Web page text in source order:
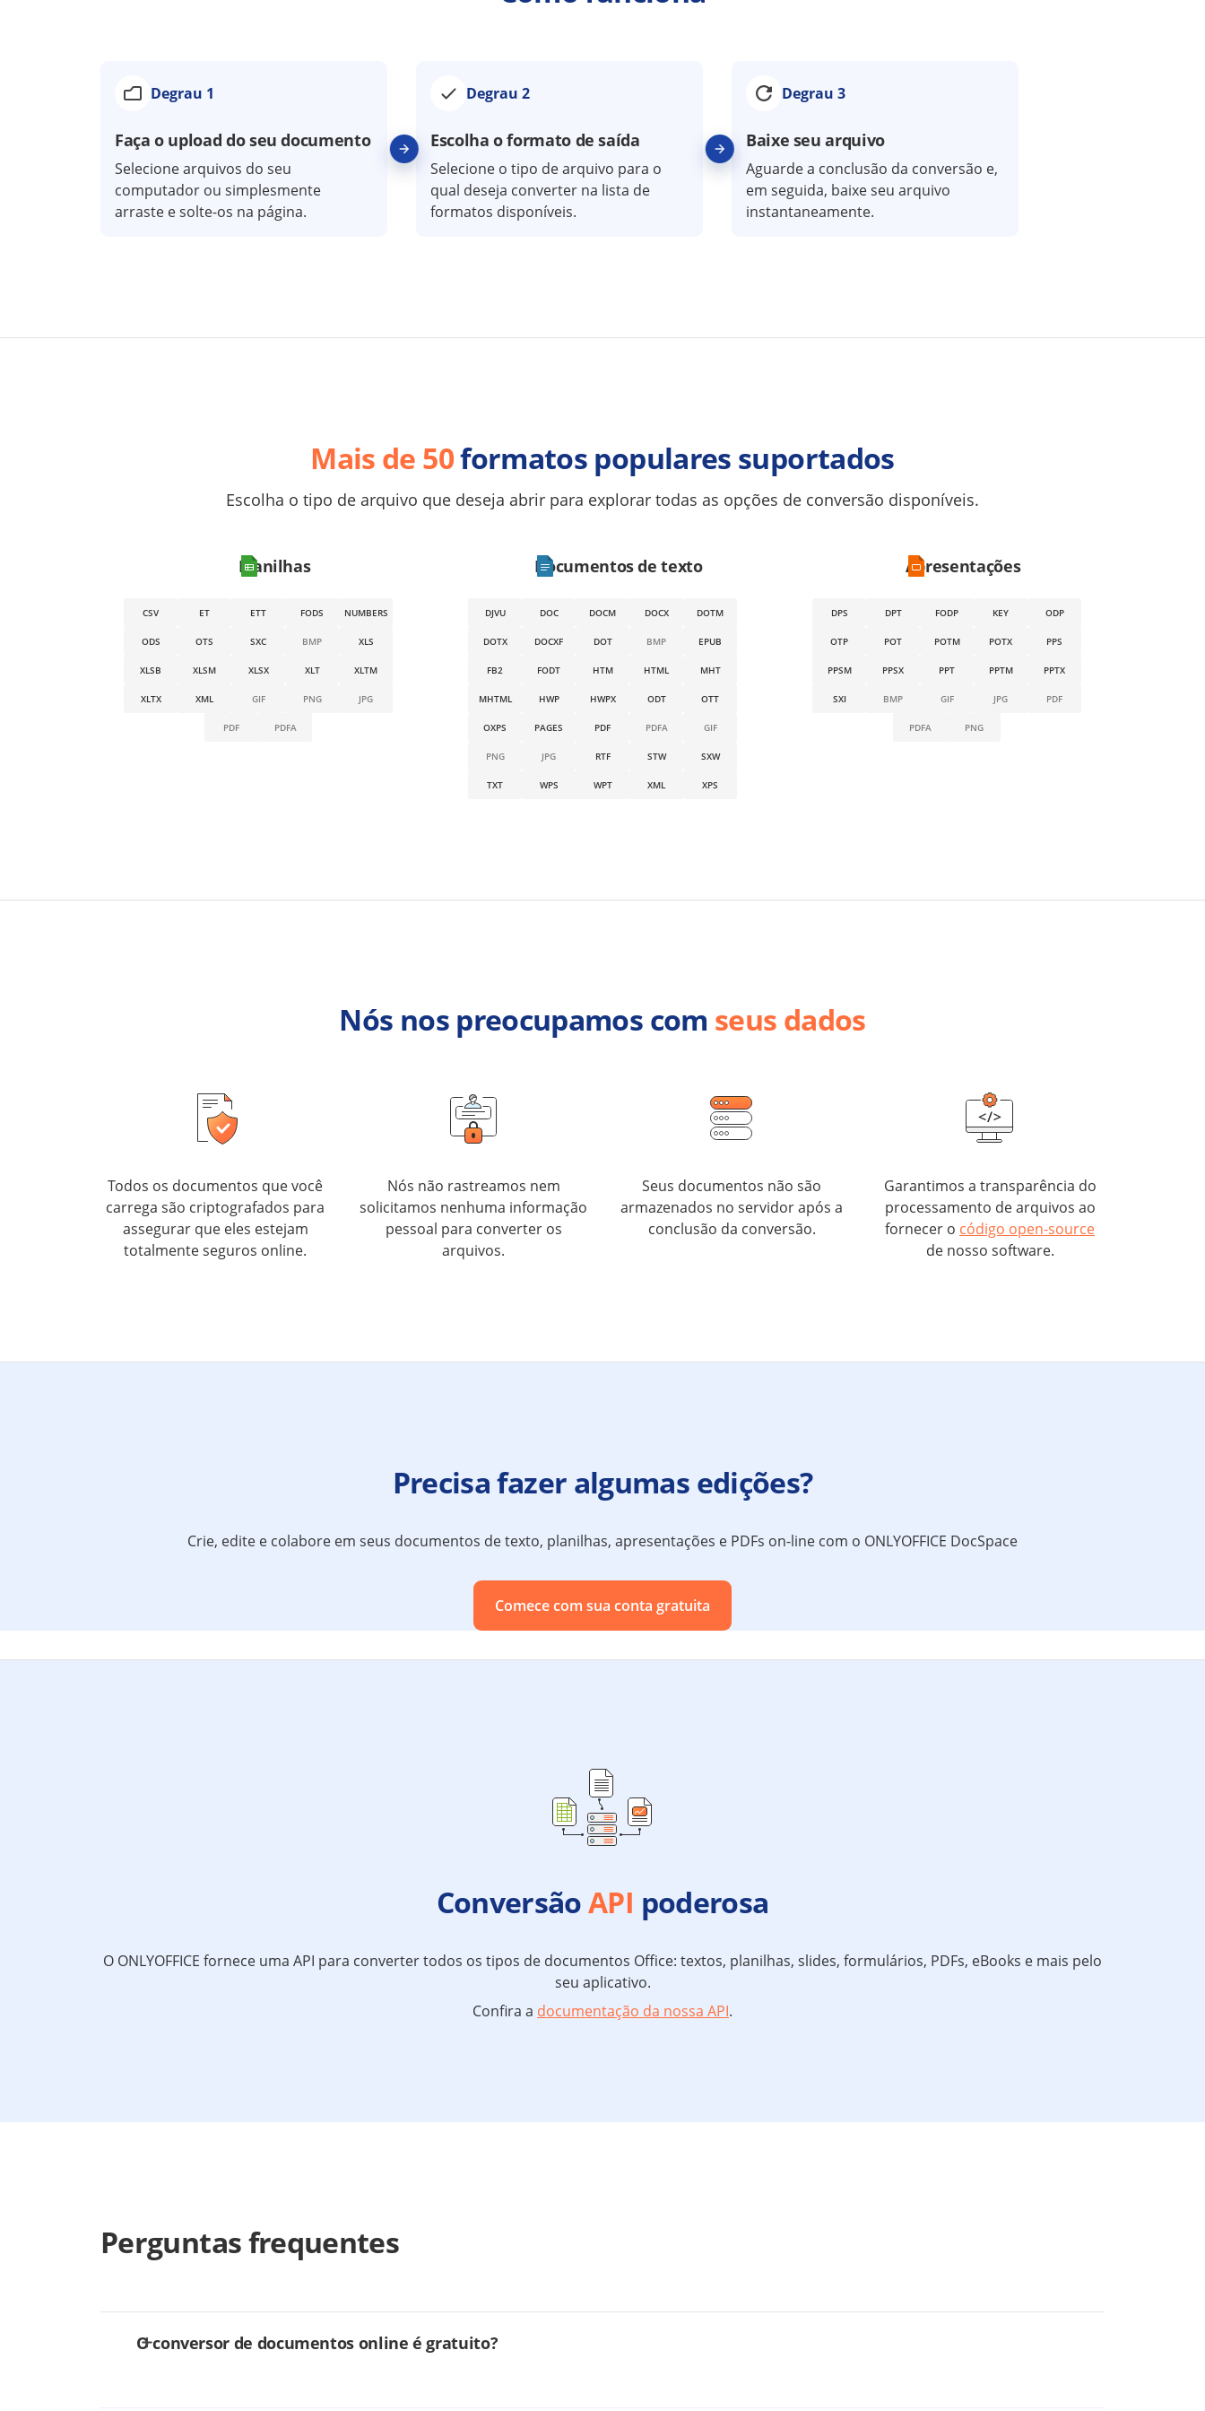
Degrau 1
Faça o upload do seu documento
Selecione arquivos do seu
computador ou simplesmente
arraste e solte-os na página.
Degrau 2
Escolha o formato de saída
Selecione o tipo de arquivo para o
qual deseja converter na lista de
formatos disponíveis.
Degrau 3
Baixe seu arquivo
Aguarde a conclusão da conversão e,
em seguida, baixe seu arquivo
instantaneamente.
Mais de 50formatos populares suportados
Escolha o tipo de arquivo que deseja abrir para explorar todas as opções de conversão disponíveis.
Planilhas
CSV ET ETT FODS NUMBERS
ODS OTS SXC BMP XLS
XLSB XLSM XLSX XLT XLTM
XLTX XML GIF PNG JPG
PDF PDFA
Documentos de texto
DJVU DOC DOCM DOCX DOTM
DOTX DOCXF DOT BMP EPUB
FB2 FODT HTM HTML MHT
MHTML HWP HWPX ODT OTT
OXPS PAGES PDF PDFA GIF
PNG JPG RTF STW SXW
TXT WPS WPT XML XPS
Apresentações
DPS DPT FODP KEY ODP
OTP POT POTM POTX PPS
PPSM PPSX PPT PPTM PPTX
SXI BMP GIF JPG PDF
PDFA PNG
Nós nos preocupamos com seus dados
Todos os documentos que você
carrega são criptografados para
assegurar que eles estejam
totalmente seguros online.
Nós não rastreamos nem
solicitamos nenhuma informação
pessoal para converter os
arquivos.
Seus documentos não são
armazenados no servidor após a
conclusão da conversão.
Garantimos a transparência do
processamento de arquivos ao
fornecer o código open-source
de nosso software.
Precisa fazer algumas edições?
Crie, edite e colabore em seus documentos de texto, planilhas, apresentações e PDFs on-line com o ONLYOFFICE DocSpace
Comece com sua conta gratuita
ConversãoAPI poderosa
O ONLYOFFICE fornece uma API para converter todos os tipos de documentos Office: textos, planilhas, slides, formulários, PDFs, eBooks e mais pelo
seu aplicativo.
Confira a documentação da nossa API.
Perguntas frequentes
O conversor de documentos online é gratuito?